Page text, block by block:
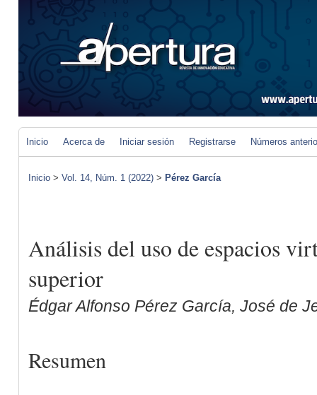
Inicio Acerca de Iniciar sesión Registrarse Números
Inicio > Vol. 14, Núm. 1 (2022) > Pérez García
Análisis del uso de espacios
superior
Édgar Alfonso Pérez García, José de
Resumen